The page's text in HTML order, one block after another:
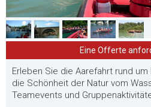
Eine Offerte
Erleben Sie die Aarefahrt rund
die Schönheit der Natur vom
Teamevents und